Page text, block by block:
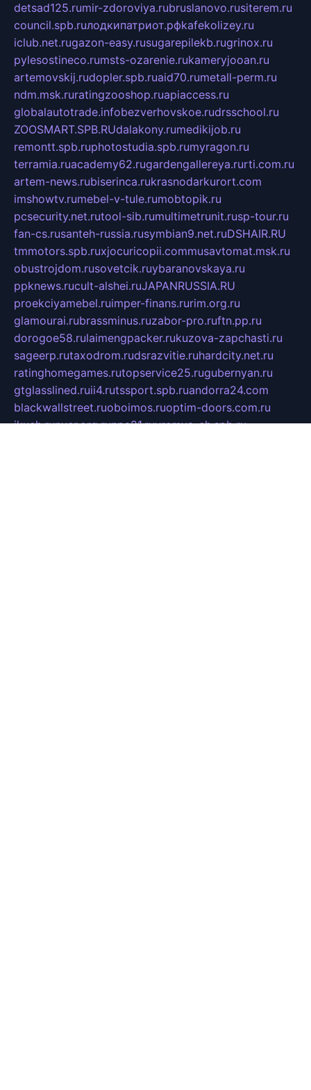
detsad125.rumir-zdoroviya.rubruslanovo.rusiterem.ru
council.spb.ruлодкипатриот.рфkafekolizey.ru
iclub.net.rugazon-easy.rusugarepilekb.rugrinox.ru
pylesostineco.rumsts-ozarenie.rukameryjooan.ru
artemovskij.rudopler.spb.ruaid70.rumetall-perm.ru
ndm.msk.ruratingzooshop.ruapiaccess.ru
globalautotrade.infobezverhovskoe.rudrsschool.ru
ZOOSMART.SPB.RUdalakony.rumedikijob.ru
remontt.spb.ruphotostudia.spb.rumyragon.ru
terramia.ruacademy62.rugardengallereya.rurti.com.ru
artem-news.rubiserinca.rukrasnodarkurort.com
imshowtv.rumebel-v-tule.rumobtopik.ru
pcsecurity.net.rutool-sib.rumultimetrunit.rusp-tour.ru
fan-cs.rusanteh-russia.rusymbian9.net.ruDSHAIR.RU
tmmotors.spb.ruxjocuricopii.commusavtomat.msk.ru
obustrojdom.rusovetcik.ruybaranovskaya.ru
ppknews.rucult-alshei.ruJAPANRUSSIA.RU
proekciyamebel.ruimper-finans.rurim.org.ru
glamourai.rubrassminus.ruzabor-pro.ruftn.pp.ru
dorogoe58.rulaimengpacker.rukuzova-zapchasti.ru
sageerp.rutaxodrom.rudsrazvitie.ruhardcity.net.ru
ratinghomegames.rutopservice25.rugubernyan.ru
gtglasslined.ruii4.rutssport.spb.ruandorra24.com
blackwallstreet.ruoboimos.ruoptim-doors.com.ru
ikuch.runycr.org.runpa21.ruvremya-ch.spb.ru